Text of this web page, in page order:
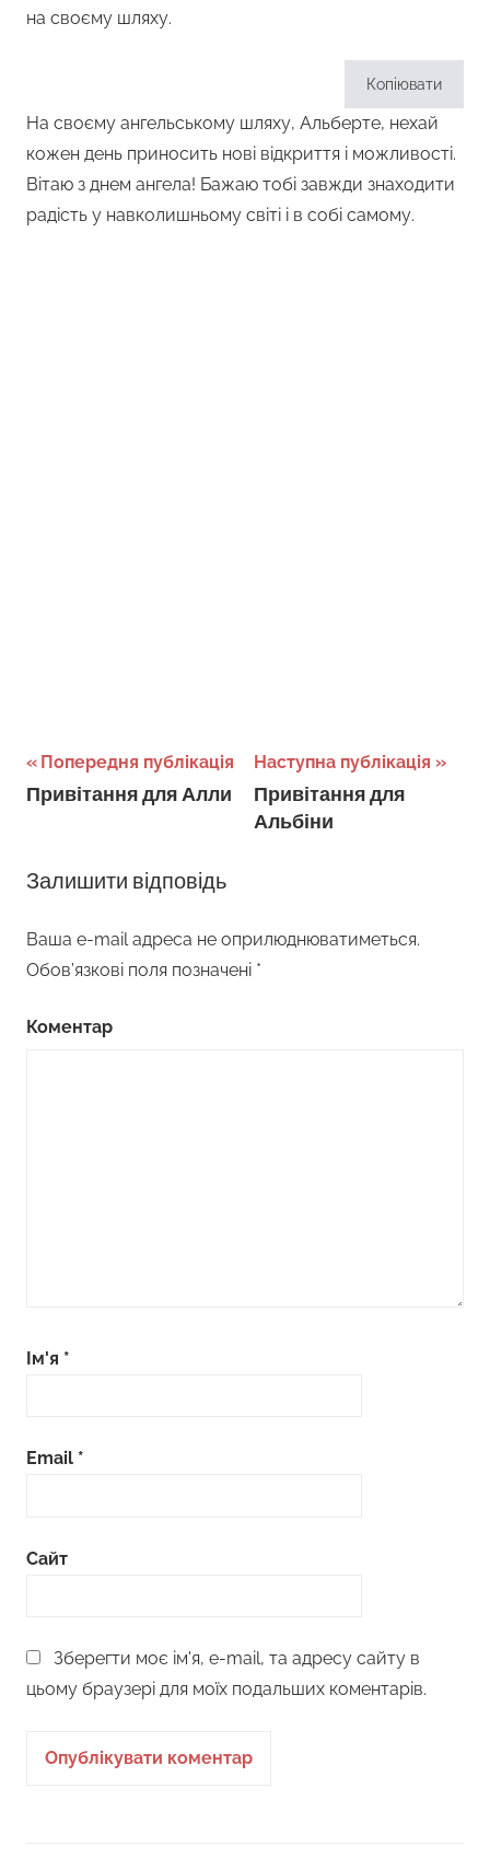
на своєму шляху.
Копіювати
На своєму ангельському шляху, Альберте, нехай
кожен день приносить нові відкриття і можливості.
Вітаю з днем ангела! Бажаю тобі завжди знаходити
радість у навколишньому світі і в собі самому.
Навігація
записів
Попередня публікація
Привітання для Алли
Наступна публікація
Привітання для
Альбіни
Залишити відповідь
Ваша e-mail адреса не оприлюднюватиметься.
Обов’язкові поля позначені *
Коментар
Ім'я *
Email *
Сайт
Зберегти моє ім'я, e-mail, та адресу сайту в
цьому браузері для моїх подальших коментарів.